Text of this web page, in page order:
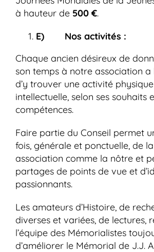
à hauteur de 500 €.
E) Nos activités :
Chaque ancien désireux de
son temps à notre association a
d’y trouver une activité
intellectuelle, selon ses souhaits
compétences.
Faire partie du Conseil permet
fois, générale et ponctuelle, de la
association comme la nôtre et
partages de points de vue et
passionnants.
Les amateurs d’Histoire, de
diverses et variées, de lectures,
l’équipe des Mémorialistes
d’améliorer le Mémorial de J.J.